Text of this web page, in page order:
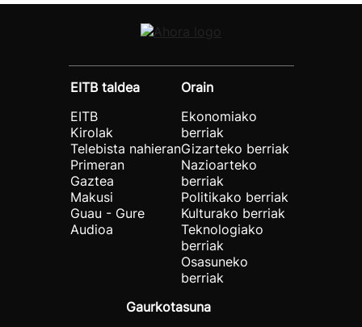
EITB taldea
EITB
Kirolak
Telebista nahieran
Primeran
Gaztea
Makusi
Guau - Gure
Audioa
Orain
Ekonomiako
berriak
Gizarteko berriak
Nazioarteko
berriak
Politikako berriak
Kulturako berriak
Teknologiako
berriak
Osasuneko
berriak
Gaurkotasuna